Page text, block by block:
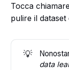
Tocca
pulire il dataset
💡
data